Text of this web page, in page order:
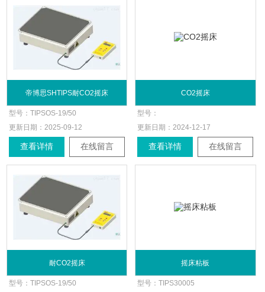
帝博思SHTIPS耐CO2摇床
型号：TIPSOS-19/50
更新日期： 2025-09-12
查看详情 在线留言
CO2摇床
型号：
更新日期： 2024-12-17
查看详情 在线留言
耐CO2摇床
型号：TIPSOS-19/50
摇床粘板
型号：TIPS30005